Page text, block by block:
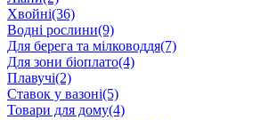
Хвойні(36)
Водні рослини(9)
Для берега та мілководдя(7)
Для зони біоплато(4)
Плавучі(2)
Ставок у вазоні(5)
Товари для дому(4)